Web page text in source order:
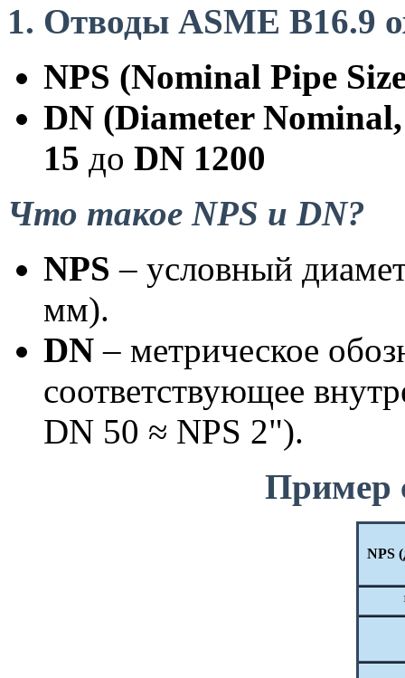
Отводы ASME B16.9
NPS (Nominal Pipe
DN (Diameter
15 до DN 1200
Что такое NPS и DN?
NPS – условный
мм).
DN – метрическое
соответствующее
DN 50 ≈ NPS 2").
Пример
NPS